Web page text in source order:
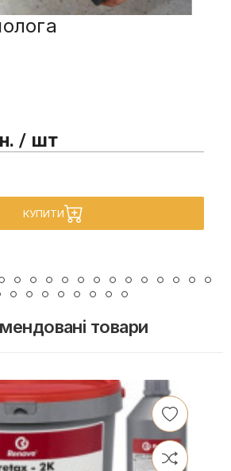
/ шт
КУПИТИ
товари